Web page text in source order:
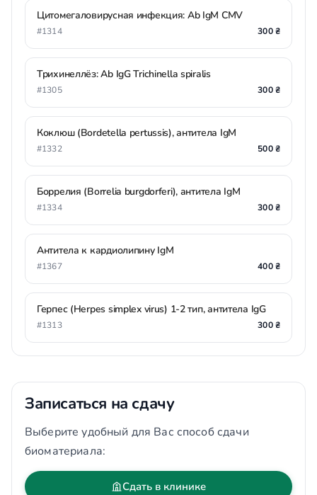
Цитомегаловирусная инфекция: Ab IgM CMV
#1314 300 ₴
Трихинеллёз: Ab IgG Trichinella spiralis
#1305 300 ₴
Коклюш (Bordetella pertussis), антитела IgM
#1332 500 ₴
Боррелия (Borrelia burgdorferi), антитела IgM
#1334 300 ₴
Антитела к кардиолипину IgM
#1367 400 ₴
Герпес (Herpes simplex virus) 1-2 тип, антитела IgG
#1313 300 ₴
Записаться на сдачу
Выберите удобный для Вас способ сдачи
биоматериала:
Сдать в клинике